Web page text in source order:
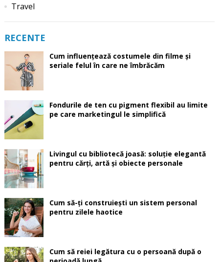
Travel
RECENTE
Cum influențează costumele din filme și
seriale felul în care ne îmbrăcăm
Fondurile de ten cu pigment flexibil au limite
pe care marketingul le simplifică
Livingul cu bibliotecă joasă: soluție elegantă
pentru cărți, artă și obiecte personale
Cum să-ți construiești un sistem personal
pentru zilele haotice
Cum să reiei legătura cu o persoană după o